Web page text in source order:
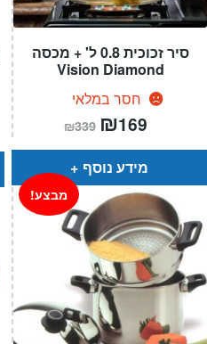
סיר זכוכית 0.8 ל' + מכסה
Vision Diamond
חסר במלאי
₪339 המחיר
המקורי
היה:
₪339.
₪169
הוא:
מידע נוסף
מבצע!